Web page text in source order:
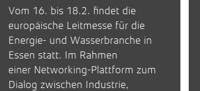
Vom 16. bis 18.2. findet die
europäische Leitmesse für die
Energie- und Wasserbranche in
Essen statt. Im Rahmen
einer Networking-Plattform zum
Dialog zwischen Industrie,